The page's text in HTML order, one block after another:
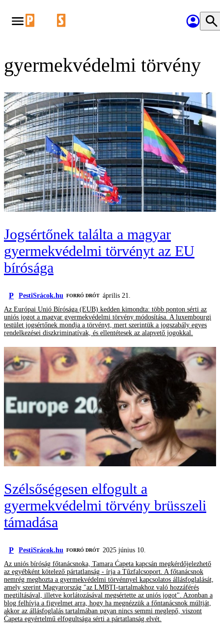
gyermekvédelmi törvény
Jogsértőnek találta a magyar
gyermekvédelmi törvényt az EU
bírósága
P PestiSrácok.hu FORRÓ DRÓT április 21.
Az Európai Unió Bírósága (EUB) kedden kimondta: több ponton sérti az
uniós jogot a magyar gyermekvédelmi törvény módosítása. A luxembourgi
testület jogsértőnek mondja a törvényt, mert szerintük a jogszabály egyes
rendelkezései diszkriminatívak, és ellentétesek az alapvető jogokkal.
Szélsőségesen elfogult a
gyermekvédelmi törvény brüsszeli
támadása
P PestiSrácok.hu FORRÓ DRÓT 2025 június 10.
Az uniós bíróság főtanácsnoka, Tamara Ćapeta kapcsán megkérdőjelezhető
az egyébként kötelező pártatlanság - írja a Tűzfalcsoport. A főtanácsnok
nemrég meghozta a gyermekvédelmi törvénnyel kapcsolatos állásfoglalását,
amely szerint Magyarország "az LMBTI-tartalmakhoz való hozzáférés
megtiltásával, illetve korlátozásával megsértette az uniós jogot". Azonban a
blog felhívja a figyelmet arra, hogy ha megnézzük a főntanácsnok múltját,
akkor az állásfoglalás tartalmában ugyan nincs semmi meglepő, viszont
Ćapeta egyértelmű elfogultsága sérti a pártatlanság elvét.